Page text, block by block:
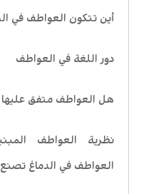
أين تتكون العواطف في
دور اللغة في العواطف
هل العواطف متفق عليها
نظرية العواطف
العواطف في الدماغ